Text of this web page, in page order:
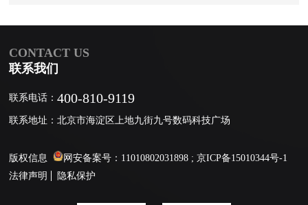
CONTACT US
联系我们
联系电话：400-810-9119
联系地址：北京市海淀区上地九街九号数码科技广场
版权信息 网安备案号：11010802031898 ; 京ICP备15010344号-1
法律声明
隐私保护